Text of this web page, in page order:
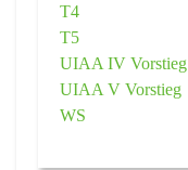
T4
T5
UIAA IV Vorstieg
UIAA V Vorstieg
WS